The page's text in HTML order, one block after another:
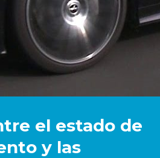
el estado de
y las